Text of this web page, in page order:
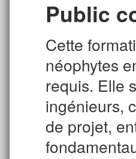
Public
Cette
néophytes
requis. Elle
ingénieurs,
de projet,